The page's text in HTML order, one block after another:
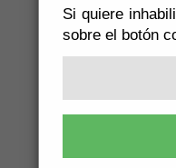
Si quiere
sobre el botón